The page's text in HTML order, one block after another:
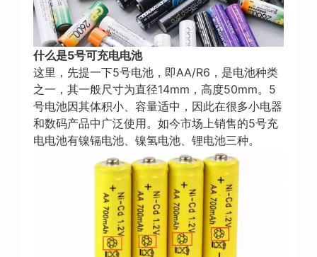
什么是5号可充电电池
这里，先提一下5号电池，即AA/R6，是电池种类
之一，其一般尺寸为直径14mm，高度50mm。5
号电池因其体积小、容量适中，因此在很多小电器
和数码产品中广泛使用。如今市场上销售的5号充
电电池有镍镉电池、镍氢电池、锂电池三种。